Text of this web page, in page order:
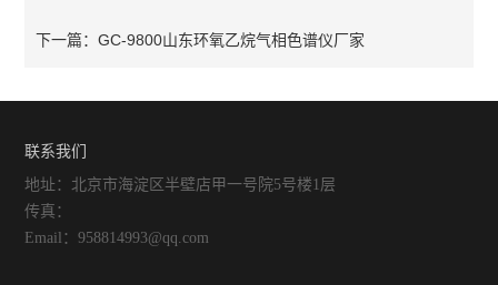
下一篇：GC-9800山东环氧乙烷气相色谱仪厂家
联系我们
地址：北京市海淀区半壁店甲一号院5号楼1层
传真：
Email：958814993@qq.com